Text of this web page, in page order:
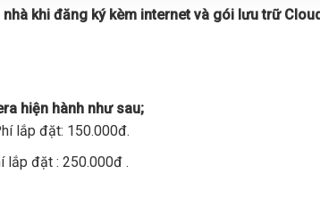
khi đăng ký kèm internet và gói lưu trữ
hiện hành như sau;
lắp đặt: 150.000đ.
lắp đặt : 250.000đ .